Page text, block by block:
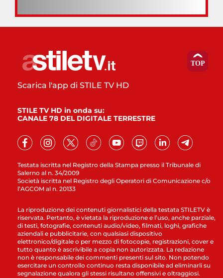
Testata iscritta nel Registro della Stampa presso il Tribunale di
Salerno al n. 34/2009
Società iscritta nel Registro degli Operatori di Comunicazione c/o
l’AGCOM al n. 20133
Scarica l'app di STILE TV HD
STILE TV HD in onda su:
CANALE 78 DEL DIGITALE TERRESTRE
La riproduzione dei contenuti giornalistici della testata STILETV è
riservata. Pertanto, è vietata la riproduzione e l’uso, anche parziale,
di testi, fotografie, contenuti audio/video, filmati, loghi, grafiche
aziendali e pubblicitarie, con qualsiasi dispositivo
elettronico/digitale o per mezzo di fotocopie, registrazioni, cover e
tutto quanto è ascrivibile a copia non autorizzata. La redazione
non è responsabile dei commenti presenti sul sito. Non potendo
esercitare un controllo continuo resta disponibile ad eliminarli su
segnalazione qualora gli stessi risultano offensivi e oltraggiosi.